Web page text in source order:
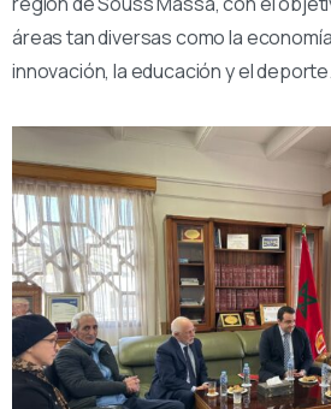
áreas tan diversas como la
innovación, la educación y el deporte.